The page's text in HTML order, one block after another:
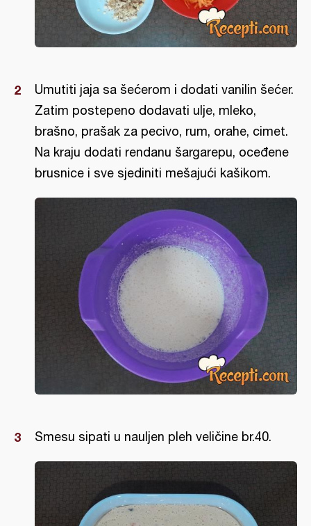
Umutiti jaja sa šećerom i dodati vanilin šećer.
Zatim postepeno dodavati ulje, mleko,
brašno, prašak za pecivo, rum, orahe, cimet.
Na kraju dodati rendanu šargarepu, oceđene
brusnice i sve sjediniti mešajući kašikom.
Smesu sipati u nauljen pleh veličine br.40.